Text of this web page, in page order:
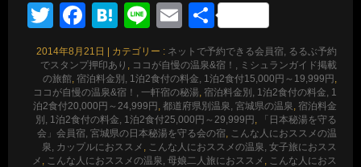
TwitterFacebook
Hatena
LineEmail
共
有
2014年8月21日 カテゴリー : ネットで予約できる会員宿, るるぶ予約
でスタンプ押印あり , ココが自慢の温泉&宿！, ミシュランガイド掲載
の旅館, 宿泊料金別, 1泊2食付の料金, 1泊2食付15,000円～19,999円 ,
ココが自慢の温泉&宿！, 一軒宿の秘湯, 宿泊料金別, 1泊2食付の料金, 1
泊2食付20,000円～24,999円 , 都道府県別温泉, 宮城県の温泉, 宿泊料金
別, 1泊2食付の料金, 1泊2食付25,000円～29,999円 ,
「日本秘湯を守る
会」会員宿, 宮城県の日本秘湯を守る会の宿, こんな人におススメの温
泉, カップルにおススメ , こんな人におススメの温泉, 女子旅におスス
メ , こんな人におススメの温泉, 母娘二人旅におススメ , こんな人におス